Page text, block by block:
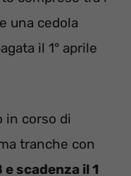
una cedola
il 1° aprile
in corso di
tranche con
scadenza il 1